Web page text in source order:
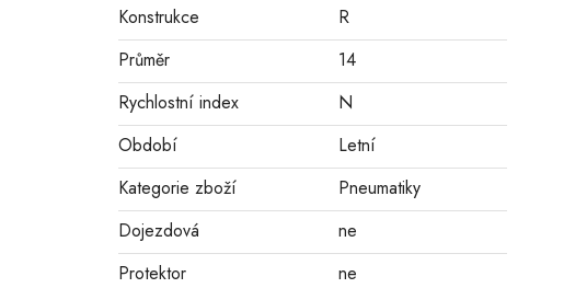
Konstrukce
R
Průměr
14
Rychlostní index
N
Období
Letní
Kategorie zboží
Pneumatiky
Dojezdová
ne
Protektor
ne